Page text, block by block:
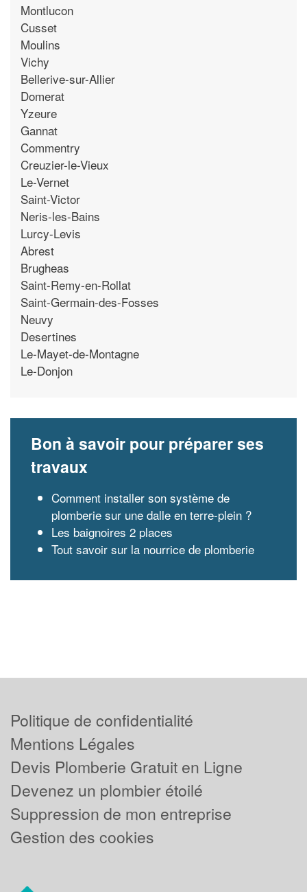
Montlucon
Cusset
Moulins
Vichy
Bellerive-sur-Allier
Domerat
Yzeure
Gannat
Commentry
Creuzier-le-Vieux
Le-Vernet
Saint-Victor
Neris-les-Bains
Lurcy-Levis
Abrest
Brugheas
Saint-Remy-en-Rollat
Saint-Germain-des-Fosses
Neuvy
Desertines
Le-Mayet-de-Montagne
Le-Donjon
Bon à savoir pour préparer ses
travaux
Comment installer son système de
plomberie sur une dalle en terre-plein ?
Les baignoires 2 places
Tout savoir sur la nourrice de plomberie
Politique de confidentialité
Mentions Légales
Devis Plomberie Gratuit en Ligne
Devenez un plombier étoilé
Suppression de mon entreprise
Gestion des cookies